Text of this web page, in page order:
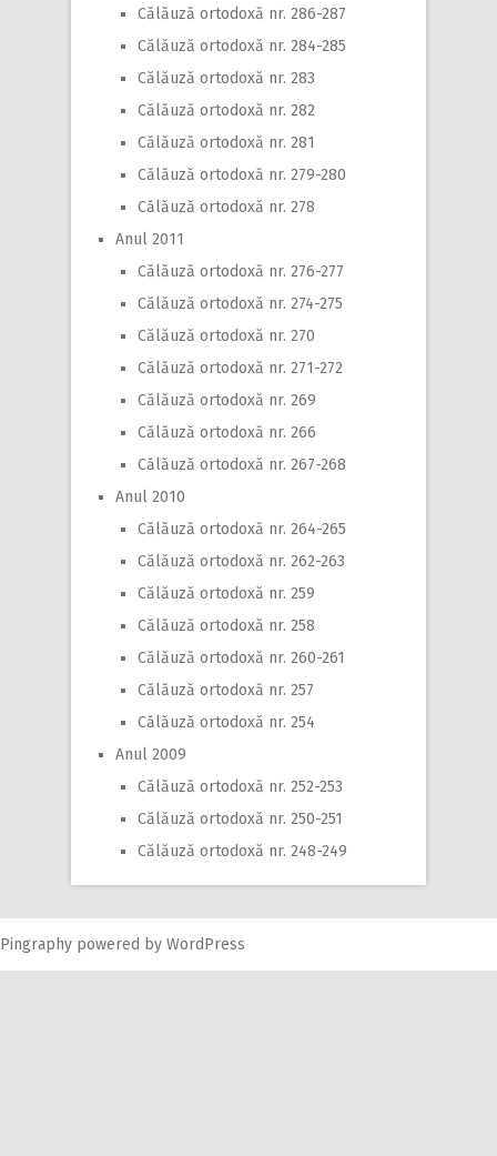
Călăuză ortodoxă nr. 286-287
Călăuză ortodoxă nr. 284-285
Călăuză ortodoxă nr. 283
Călăuză ortodoxă nr. 282
Călăuză ortodoxă nr. 281
Călăuză ortodoxă nr. 279-280
Călăuză ortodoxă nr. 278
Anul 2011
Călăuză ortodoxă nr. 276-277
Călăuză ortodoxă nr. 274-275
Călăuză ortodoxă nr. 270
Călăuză ortodoxă nr. 271-272
Călăuză ortodoxă nr. 269
Călăuză ortodoxă nr. 266
Călăuză ortodoxă nr. 267-268
Anul 2010
Călăuză ortodoxă nr. 264-265
Călăuză ortodoxă nr. 262-263
Călăuză ortodoxă nr. 259
Călăuză ortodoxă nr. 258
Călăuză ortodoxă nr. 260-261
Călăuză ortodoxă nr. 257
Călăuză ortodoxă nr. 254
Anul 2009
Călăuză ortodoxă nr. 252-253
Călăuză ortodoxă nr. 250-251
Călăuză ortodoxă nr. 248-249
Pingraphy powered by WordPress